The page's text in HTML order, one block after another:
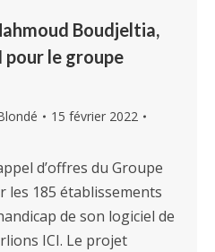
Boudjeltia,
pour le groupe
15 février 2022
d’offres du Groupe
les 185 établissements
de son logiciel de
ICI. Le projet